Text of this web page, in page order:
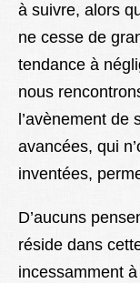
à suivre, alors
ne cesse de
tendance à
nous
l’avènement
avancées, qui
inventées,
D’aucuns
réside dans
incessamment